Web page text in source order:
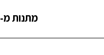
מתנות מ- 11 ₪ בלבד